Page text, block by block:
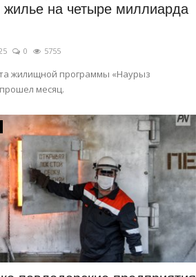
жилье на четыре миллиарда
0 5755
жилищной программы «Наурыз
месяц.